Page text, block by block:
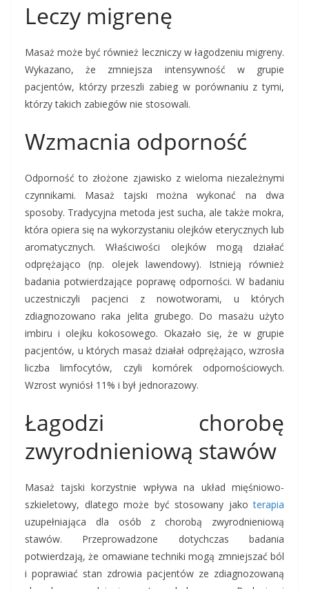
Leczy migrenę
Masaż może być również leczniczy w łagodzeniu migreny.
Wykazano, że zmniejsza intensywność w grupie
pacjentów, którzy przeszli zabieg w porównaniu z tymi,
którzy takich zabiegów nie stosowali.
Wzmacnia odporność
Odporność to złożone zjawisko z wieloma niezależnymi
czynnikami. Masaż tajski można wykonać na dwa
sposoby. Tradycyjna metoda jest sucha, ale także mokra,
która opiera się na wykorzystaniu olejków eterycznych lub
aromatycznych. Właściwości olejków mogą działać
odprężająco (np. olejek lawendowy). Istnieją również
badania potwierdzające poprawę odporności. W badaniu
uczestniczyli pacjenci z nowotworami, u których
zdiagnozowano raka jelita grubego. Do masażu użyto
imbiru i olejku kokosowego. Okazało się, że w grupie
pacjentów, u których masaż działał odprężająco, wzrosła
liczba limfocytów, czyli komórek odpornościowych.
Wzrost wyniósł 11% i był jednorazowy.
Łagodzi chorobę
zwyrodnieniową stawów
Masaż tajski korzystnie wpływa na układ mięśniowo-
szkieletowy, dlatego może być stosowany jakoterapia
uzupełniająca dla osób z chorobą zwyrodnieniową
stawów. Przeprowadzone dotychczas badania
potwierdzają, że omawiane techniki mogą zmniejszać ból
i poprawiać stan zdrowia pacjentów ze zdiagnozowaną